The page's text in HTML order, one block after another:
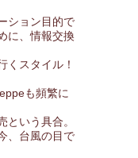
ション目的で
に、情報交換
くスタイル！
も頻繁に
という具合。
、台風の目で